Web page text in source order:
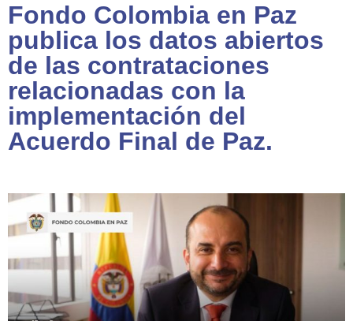
Fondo Colombia en Paz
publica los datos abiertos
de las contrataciones
relacionadas con la
implementación del
Acuerdo Final de Paz.